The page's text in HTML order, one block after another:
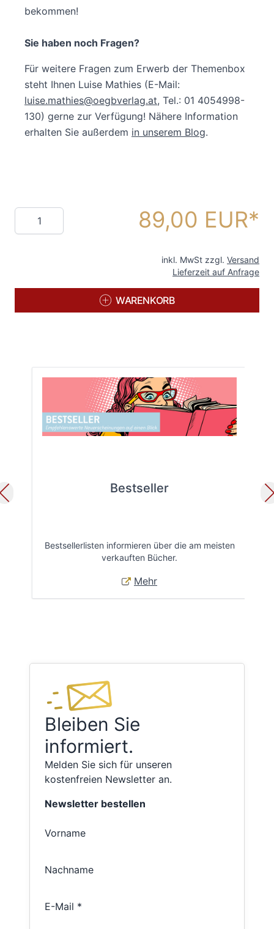
bekommen!
Sie haben noch Fragen?
Für weitere Fragen zum Erwerb der Themenbox
steht Ihnen Luise Mathies (E-Mail:
luise.mathies@oegbverlag.at, Tel.: 01 4054998-
130) gerne zur Verfügung! Nähere Information
erhalten Sie außerdem in unserem Blog.
Menge 89,00 EUR
inkl. MwSt zzgl. Versand
Lieferzeit auf Anfrage
WARENKORB
Bestseller
Bestsellerlisten informieren über die am meisten
verkauften Bücher.
Mehr
Bleiben Sie
informiert.
Melden Sie sich für unseren
kostenfreien Newsletter an.